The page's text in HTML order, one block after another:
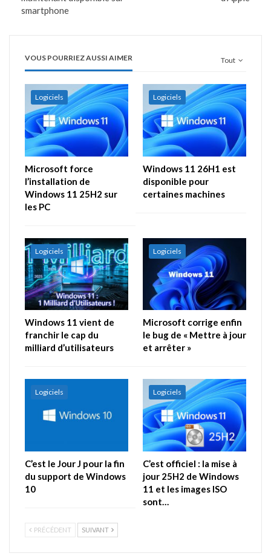
smartphone
Tout
VOUS POURRIEZ AUSSI AIMER
Logiciels
Microsoft force
l’installation de
Windows 11 25H2 sur
les PC
Logiciels
Windows 11 26H1 est
disponible pour
certaines machines
Logiciels
Windows 11 vient de
franchir le cap du
milliard d’utilisateurs
Logiciels
Microsoft corrige enfin
le bug de « Mettre à jour
et arrêter »
Logiciels
C’est le Jour J pour la fin
du support de Windows
10
Logiciels
C’est officiel : la mise à
jour 25H2 de Windows
11 et les images ISO
sont…
PRÉCÉDENT SUIVANT